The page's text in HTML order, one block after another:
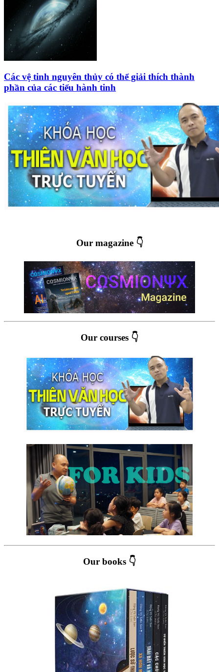
Các vệ tinh nguyên thủy có thể giải thích thành
phần của các tiểu hành tinh
Our magazine 👇
Our courses 👇
Our books 👇